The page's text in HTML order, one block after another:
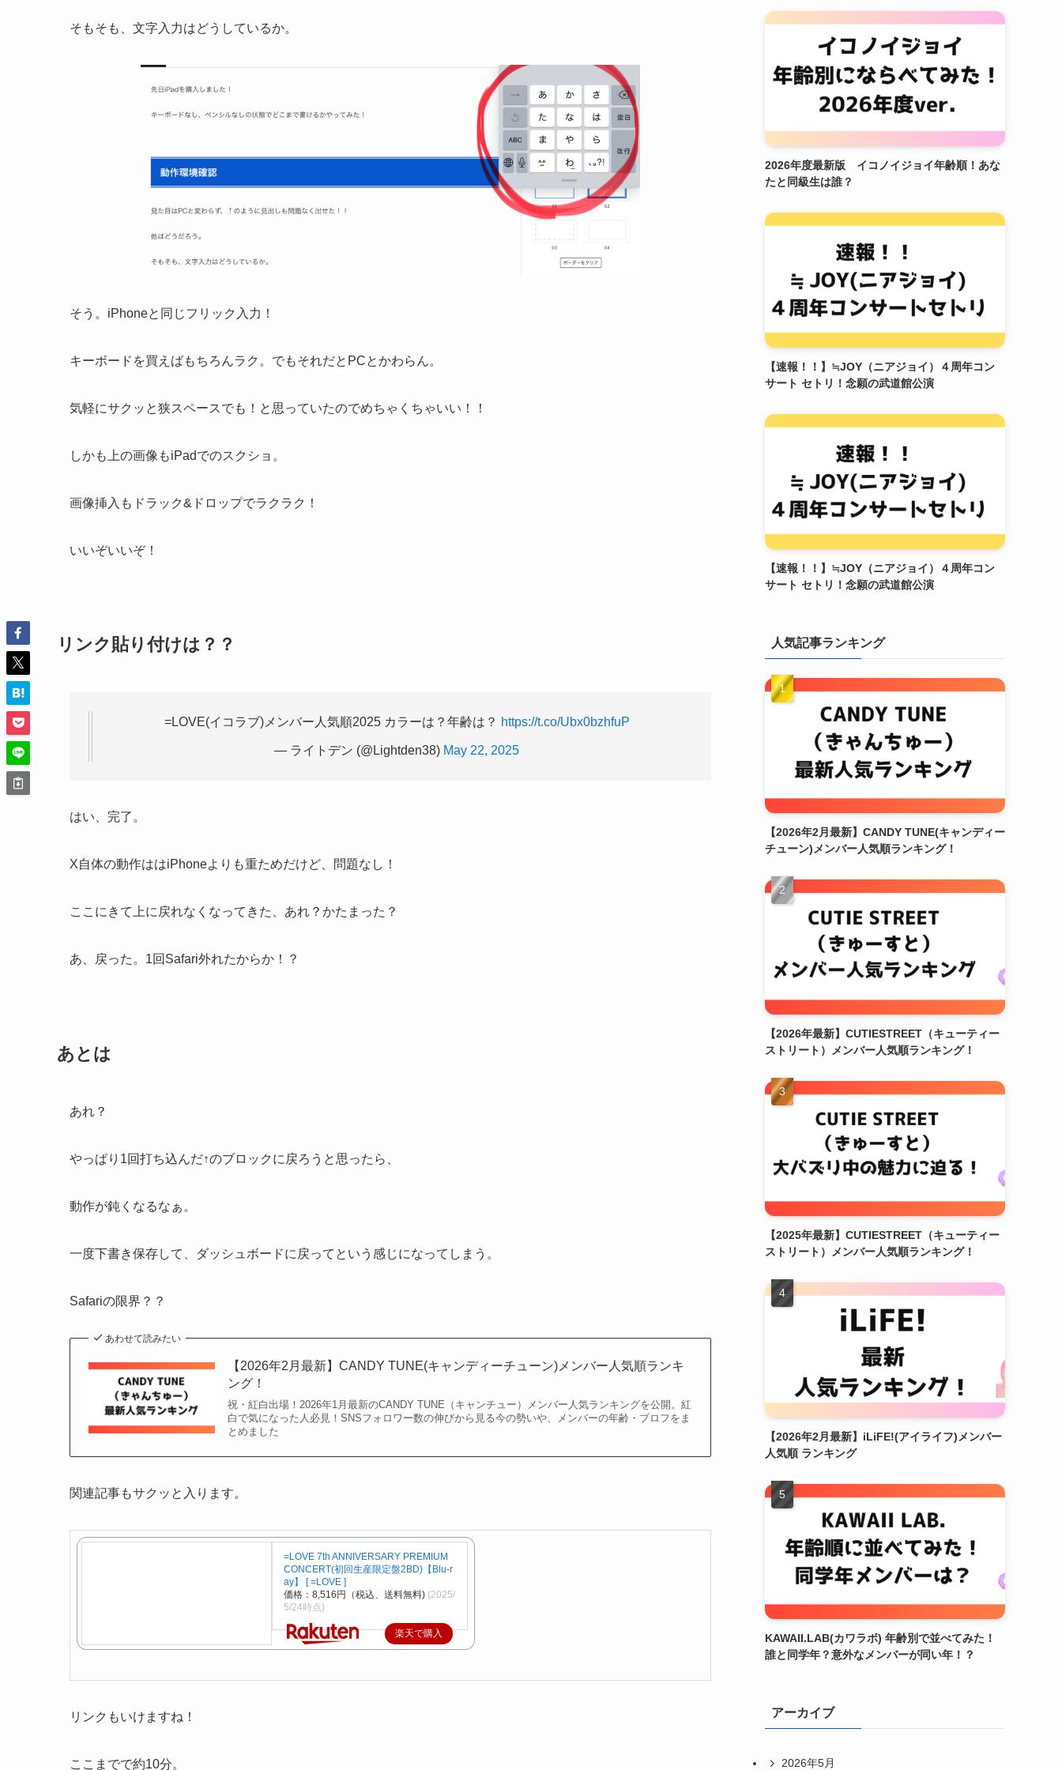
そもそも、文字入力はどうしているか。
そう。iPhoneと同じフリック入力！
キーボードを買えばもちろんラク。でもそれだとPCとかわらん。
気軽にサクッと狭スペースでも！と思っていたのでめちゃくちゃいい！！
しかも上の画像もiPadでのスクショ。
画像挿入もドラック&ドロップでラクラク！
いいぞいいぞ！
リンク貼り付けは？？
=LOVE(イコラブ)メンバー人気順2025 カラーは？年齢は？ https://t.co/Ubx0bzhfuP
— ライトデン (@Lightden38) May 22, 2025
はい、完了。
X自体の動作ははiPhoneよりも重ためだけど、問題なし！
ここにきて上に戻れなくなってきた、あれ？かたまった？
あ、戻った。1回Safari外れたからか！？
あとは
あれ？
やっぱり1回打ち込んだ↑のブロックに戻ろうと思ったら、
動作が鈍くなるなぁ。
一度下書き保存して、ダッシュボードに戻ってという感じになってしまう。
Safariの限界？？
あわせて読みたい
【2026年2月最新】CANDY TUNE(キャンディーチューン)メンバー人気順ランキ
ング！
祝・紅白出場！2026年1月最新のCANDY TUNE（キャンチュー）メンバー人気ランキングを公開。紅
白で気になった人必見！SNSフォロワー数の伸びから見る今の勢いや、メンバーの年齢・プロフをま
とめました
関連記事もサクッと入ります。
=LOVE 7th ANNIVERSARY PREMIUM
CONCERT(初回生産限定盤2BD)【Blu-r
ay】 [ =LOVE ]
価格：8,516円（税込、送料無料) (2025/
5/24時点)
楽天で購入
リンクもいけますね！
2026年度最新版 イコノイジョイ年齢順！あな
たと同級生は誰？
【速報！！】≒JOY（ニアジョイ）４周年コン
サート セトリ！念願の武道館公演
【速報！！】≒JOY（ニアジョイ）４周年コン
サート セトリ！念願の武道館公演
人気記事ランキング
【2026年2月最新】CANDY TUNE(キャンディー
チューン)メンバー人気順ランキング！
【2026年最新】CUTIESTREET（キューティー
ストリート）メンバー人気順ランキング！
【2025年最新】CUTIESTREET（キューティー
ストリート）メンバー人気順ランキング！
【2026年2月最新】iLiFE!(アイライフ)メンバー
人気順 ランキング
KAWAII.LAB(カワラボ) 年齢別で並べてみた！
誰と同学年？意外なメンバーが同い年！？
アーカイブ
2026年5月